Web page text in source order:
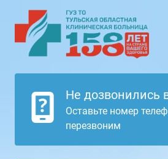
Не дозвонились
Оставьте номер
перезвоним